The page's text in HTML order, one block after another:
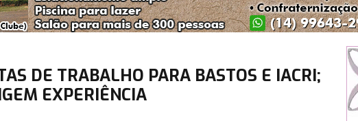
DE TRABALHO PARA BASTOS E IACRI;
EXPERIÊNCIA